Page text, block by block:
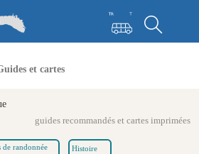
et cartes
guides recommandés et cartes imprimées
de randonnée Histoire